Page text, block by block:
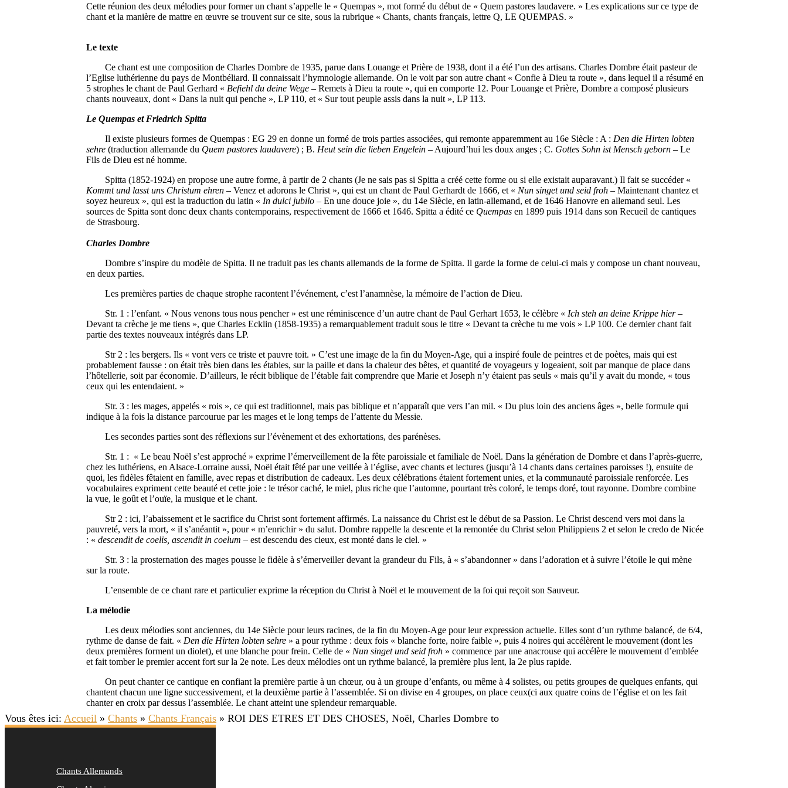
Cette réunion des deux mélodies pour former un chant s’appelle le « Quempas », mot formé du début de « Quem pastores laudavere. » Les explications sur ce type de
chant et la manière de mattre en œuvre se trouvent sur ce site, sous la rubrique « Chants, chants français, lettre Q, LE QUEMPAS. »
Le texte
Ce chant est une composition de Charles Dombre de 1935, parue dans Louange et Prière de 1938, dont il a été l’un des artisans. Charles Dombre était pasteur de
l’Eglise luthérienne du pays de Montbéliard. Il connaissait l’hymnologie allemande. On le voit par son autre chant « Confie à Dieu ta route », dans lequel il a résumé en
5 strophes le chant de Paul Gerhard « Befiehl du deine Wege – Remets à Dieu ta route », qui en comporte 12. Pour Louange et Prière, Dombre a composé plusieurs
chants nouveaux, dont « Dans la nuit qui penche », LP 110, et « Sur tout peuple assis dans la nuit », LP 113.
Le Quempas et Friedrich Spitta
Il existe plusieurs formes de Quempas : EG 29 en donne un formé de trois parties associées, qui remonte apparemment au 16e Siècle : A : Den die Hirten lobten
sehre(traduction allemande du Quem pastores laudavere) ; B. Heut sein die lieben Engelein – Aujourd’hui les doux anges ; C. Gottes Sohn ist Mensch geborn – Le
Fils de Dieu est né homme.
Spitta (1852-1924) en propose une autre forme, à partir de 2 chants (Je ne sais pas si Spitta a créé cette forme ou si elle existait auparavant.) Il fait se succéder «
Kommt und lasst uns Christum ehren– Venez et adorons le Christ », qui est un chant de Paul Gerhardt de 1666, et « Nun singet und seid froh– Maintenant chantez et
soyez heureux », qui est la traduction du latin « In dulci jubilo – En une douce joie », du 14e Siècle, en latin-allemand, et de 1646 Hanovre en allemand seul. Les
sources de Spitta sont donc deux chants contemporains, respectivement de 1666 et 1646. Spitta a édité ce Quempas en 1899 puis 1914 dans son Recueil de cantiques
de Strasbourg.
Charles Dombre
Dombre s’inspire du modèle de Spitta. Il ne traduit pas les chants allemands de la forme de Spitta. Il garde la forme de celui-ci mais y compose un chant nouveau,
en deux parties.
Les premières parties de chaque strophe racontent l’événement, c’est l’anamnèse, la mémoire de l’action de Dieu.
Str. 1 : l’enfant. « Nous venons tous nous pencher » est une réminiscence d’un autre chant de Paul Gerhart 1653, le célèbre « Ich steh an deine Krippe hier–
Devant ta crèche je me tiens », que Charles Ecklin (1858-1935) a remarquablement traduit sous le titre « Devant ta crèche tu me vois » LP 100. Ce dernier chant fait
partie des textes nouveaux intégrés dans LP.
Str 2 : les bergers. Ils « vont vers ce triste et pauvre toit. » C’est une image de la fin du Moyen-Age, qui a inspiré foule de peintres et de poètes, mais qui est
probablement fausse : on était très bien dans les étables, sur la paille et dans la chaleur des bêtes, et quantité de voyageurs y logeaient, soit par manque de place dans
l’hôtellerie, soit par économie. D’ailleurs, le récit biblique de l’étable fait comprendre que Marie et Joseph n’y étaient pas seuls « mais qu’il y avait du monde, « tous
ceux qui les entendaient. »
Str. 3 : les mages, appelés « rois », ce qui est traditionnel, mais pas biblique et n’apparaît que vers l’an mil. « Du plus loin des anciens âges », belle formule qui
indique à la fois la distance parcourue par les mages et le long temps de l’attente du Messie.
Les secondes parties sont des réflexions sur l’évènement et des exhortations, des parénèses.
Str. 1 : « Le beau Noël s’est approché » exprime l’émerveillement de la fête paroissiale et familiale de Noël. Dans la génération de Dombre et dans l’après-guerre,
chez les luthériens, en Alsace-Lorraine aussi, Noël était fêté par une veillée à l’église, avec chants et lectures (jusqu’à 14 chants dans certaines paroisses !), ensuite de
quoi, les fidèles fêtaient en famille, avec repas et distribution de cadeaux. Les deux célébrations étaient fortement unies, et la communauté paroissiale renforcée. Les
vocabulaires expriment cette beauté et cette joie : le trésor caché, le miel, plus riche que l’automne, pourtant très coloré, le temps doré, tout rayonne. Dombre combine
la vue, le goût et l’ouïe, la musique et le chant.
Str 2 : ici, l’abaissement et le sacrifice du Christ sont fortement affirmés. La naissance du Christ est le début de sa Passion. Le Christ descend vers moi dans la
pauvreté, vers la mort, « il s’anéantit », pour « m’enrichir » du salut. Dombre rappelle la descente et la remontée du Christ selon Philippiens 2 et selon le credo de Nicée
: «descendit de coelis, ascendit in coelum – est descendu des cieux, est monté dans le ciel. »
Str. 3 : la prosternation des mages pousse le fidèle à s’émerveiller devant la grandeur du Fils, à « s’abandonner » dans l’adoration et à suivre l’étoile le qui mène
sur la route.
L’ensemble de ce chant rare et particulier exprime la réception du Christ à Noël et le mouvement de la foi qui reçoit son Sauveur.
La mélodie
Les deux mélodies sont anciennes, du 14e Siècle pour leurs racines, de la fin du Moyen-Age pour leur expression actuelle. Elles sont d’un rythme balancé, de 6/4,
rythme de danse de fait. « Den die Hirten lobten sehre » a pour rythme : deux fois « blanche forte, noire faible », puis 4 noires qui accélèrent le mouvement (dont les
deux premières forment un diolet), et une blanche pour frein. Celle de « Nun singet und seid froh » commence par une anacrouse qui accélère le mouvement d’emblée
et fait tomber le premier accent fort sur la 2e note. Les deux mélodies ont un rythme balancé, la première plus lent, la 2e plus rapide.
On peut chanter ce cantique en confiant la première partie à un chœur, ou à un groupe d’enfants, ou même à 4 solistes, ou petits groupes de quelques enfants, qui
chantent chacun une ligne successivement, et la deuxième partie à l’assemblée. Si on divise en 4 groupes, on place ceux(ci aux quatre coins de l’église et on les fait
chanter en croix par dessus l’assemblée. Le chant atteint une splendeur remarquable.
Vous êtes ici: Accueil » Chants » Chants Français » ROI DES ETRES ET DES CHOSES, Noël, Charles Dombre to
Chants Allemands